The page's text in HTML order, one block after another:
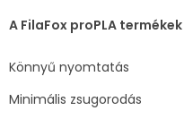
A FilaFox proPLA
Könnyű nyomtatás
Minimális zsugorodás